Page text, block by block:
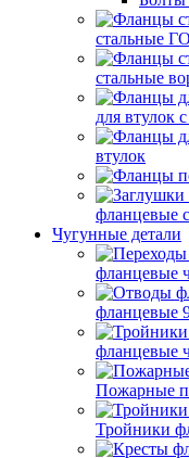
стальные
стальные
для втулок
втулок
фланцевые
Чугунные детали
фланцевые
фланцевые
фланцевые
Пожарные
Тройники